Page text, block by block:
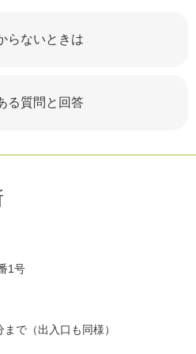
らないときは
る質問と回答
1号
で（出入口も同様）